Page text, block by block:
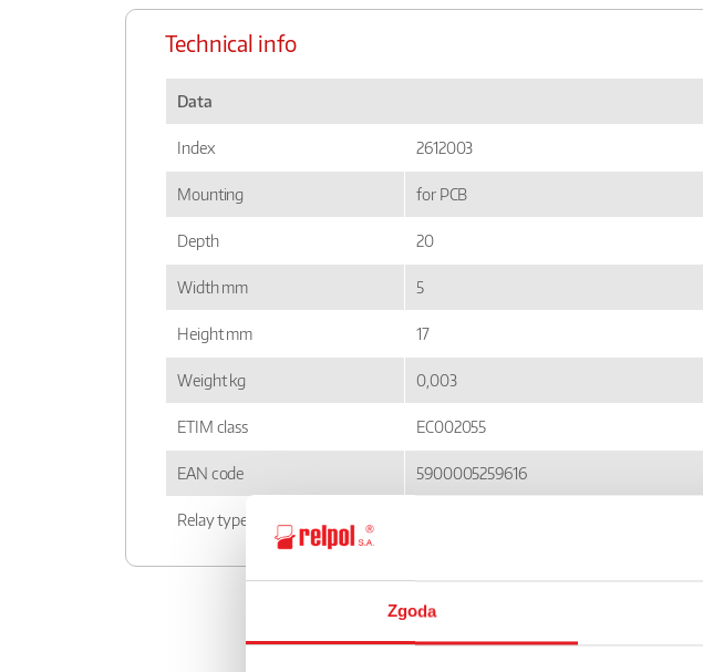
Zgoda
Technical info
Data
Index 2612003
Mounting for PCB
Depth 20
Width mm 5
Height mm 17
Weight kg 0,003
ETIM class EC002055
EAN code 5900005259616
Relay type